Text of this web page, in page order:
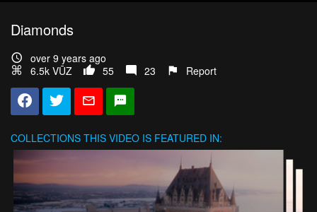
Diamonds
over 9 years ago
6.5k VŪZ
55 23 Report
COLLECTIONS THIS VIDEO IS FEATURED IN: